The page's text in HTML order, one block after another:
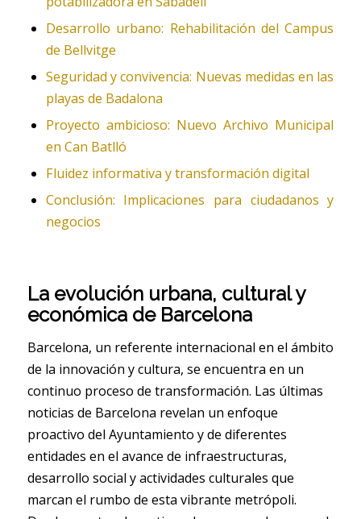
Desarrollo urbano: Rehabilitación del Campus
de Bellvitge
Seguridad y convivencia: Nuevas medidas en las
playas de Badalona
Proyecto ambicioso: Nuevo Archivo Municipal
en Can Batlló
Fluidez informativa y transformación digital
Conclusión: Implicaciones para ciudadanos y
negocios
La evolución urbana, cultural y
económica de Barcelona
Barcelona, un referente internacional en el ámbito
de la innovación y cultura, se encuentra en un
continuo proceso de transformación. Las últimas
noticias de Barcelona revelan un enfoque
proactivo del Ayuntamiento y de diferentes
entidades en el avance de infraestructuras,
desarrollo social y actividades culturales que
marcan el rumbo de esta vibrante metrópoli.